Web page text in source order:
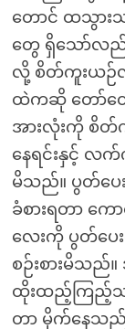
တောင် ထသွား
တွေ ရှိသော်လည်း
လို့ စိတ်ကူးယဉ်လို့
ထဲကဆို တော်တော်
အားလုံးကို စိ
နေရင်းနှင့် လ
မိသည်။ ပွတ်ပေး
ခံစားရတာ က
လေးကို ပွတ်ပေ
စဉ်းစားမိသ
ထိုးထည့်ကြည့်သ
တာ မိုက်နေသည်။